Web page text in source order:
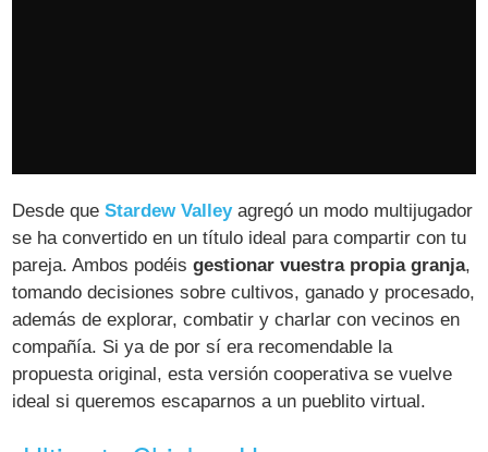
Desde queStardew Valleyagregó un modo multijugador
se ha convertido en un título ideal para compartir con tu
pareja. Ambos podéisgestionar vuestra propia granja,
tomando decisiones sobre cultivos, ganado y procesado,
además de explorar, combatir y charlar con vecinos en
compañía. Si ya de por sí era recomendable la
propuesta original, esta versión cooperativa se vuelve
ideal si queremos escaparnos a un pueblito virtual.